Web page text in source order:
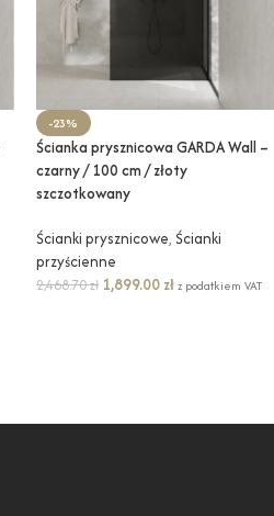
-23%
Ścianka prysznicowa GARDA Wall –
czarny / 100 cm / złoty
szczotkowany
Ścianki prysznicowe, Ścianki
przyścienne
2,468.70zł 1,899.00 zł z podatkiem VAT